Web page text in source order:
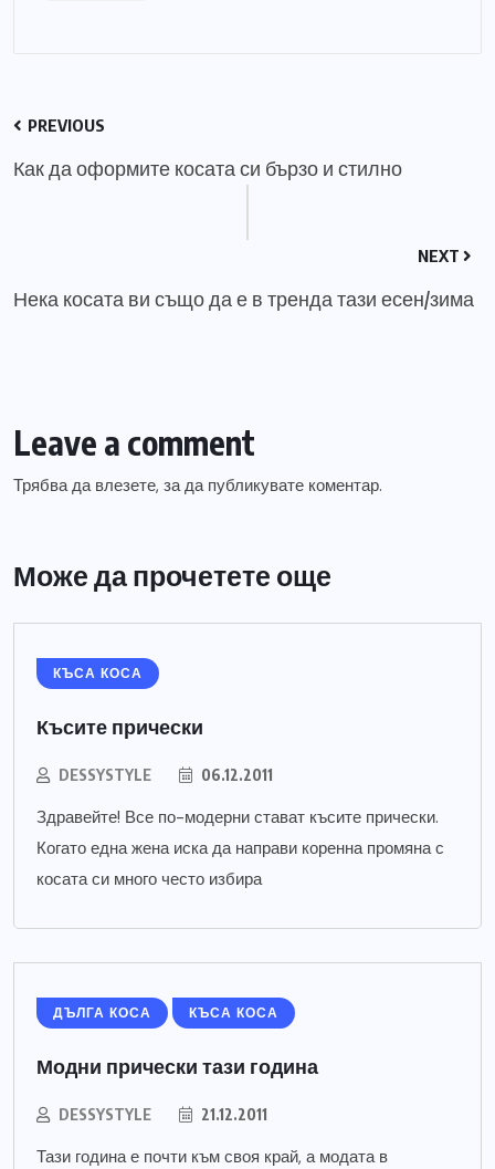
PREVIOUS
Как да оформите косата си бързо и стилно
NEXT
Нека косата ви също да е в тренда тази есен/зима
Leave a comment
Трябва да влезете, за да публикувате коментар.
Може да прочетете още
КЪСА КОСА
Късите прически
DESSYSTYLE 06.12.2011
Здравейте! Все по-модерни стават късите прически.
Когато една жена иска да направи коренна промяна с
косата си много често избира
ДЪЛГА КОСА КЪСА КОСА
Модни прически тази година
DESSYSTYLE 21.12.2011
Тази година е почти към своя край, а модата в